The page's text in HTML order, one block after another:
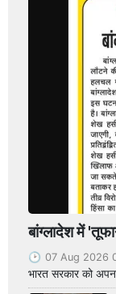
बांग्लादेश में
07 Aug 2026
भारत सरकार को